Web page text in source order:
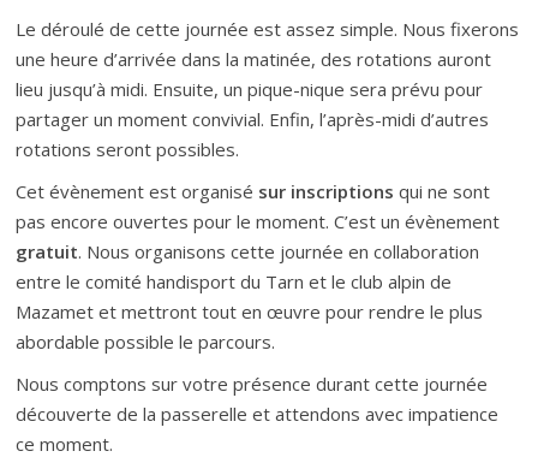
Le déroulé de cette journée est assez simple. Nous fixerons
une heure d’arrivée dans la matinée, des rotations auront
lieu jusqu’à midi. Ensuite, un pique-nique sera prévu pour
partager un moment convivial. Enfin, l’après-midi d’autres
rotations seront possibles.
Cet évènement est organisé sur inscriptions qui ne sont
pas encore ouvertes pour le moment. C’est un évènement
gratuit. Nous organisons cette journée en collaboration
entre le comité handisport du Tarn et le club alpin de
Mazamet et mettront tout en œuvre pour rendre le plus
abordable possible le parcours.
Nous comptons sur votre présence durant cette journée
découverte de la passerelle et attendons avec impatience
ce moment.